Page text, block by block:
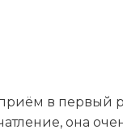
в первый
она